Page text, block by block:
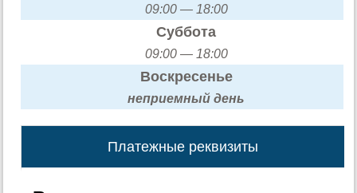
09:00 — 18:00
Суббота
09:00 — 18:00
Воскресенье
неприемный день
Платежные реквизиты